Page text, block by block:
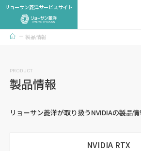
リョーサン菱洋サービスサイト
トップページ
製品情報
PRODUCT
製品情報
リョーサン菱洋が取り扱うNVIDIAの製品情
NVIDIA RTX